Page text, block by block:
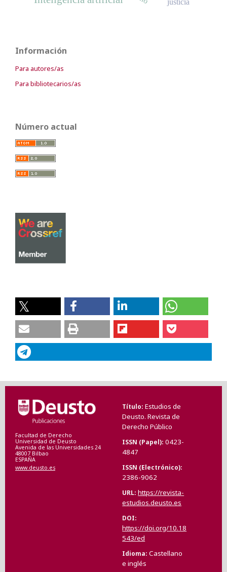
justicia
Información
Para autores/as
Para bibliotecarios/as
Número actual
Facultad de Derecho
Universidad de Deusto
Avenida de las Universidades 24
48007 Bilbao
ESPAÑA
www.deusto.es
Título Estudios de
Deusto. Revista de
Derecho Público
ISSN (Papel) 0423-
4847
ISSN (Electrónico)
2386-9062
URL https://revista-
estudios.deusto.es
DOI
https://doi.org/10.18
543/ed
Idioma Castellano
e inglés